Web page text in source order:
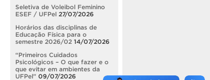
Seletiva de Voleibol Feminino
ESEF / UFPel 27/07/2026
Horários das disciplinas de
Educação Física para o
semestre 2026/02 14/07/2026
“Primeiros Cuidados
Psicológicos – O que fazer e o
que evitar em ambientes da
UFPel” 09/07/2026